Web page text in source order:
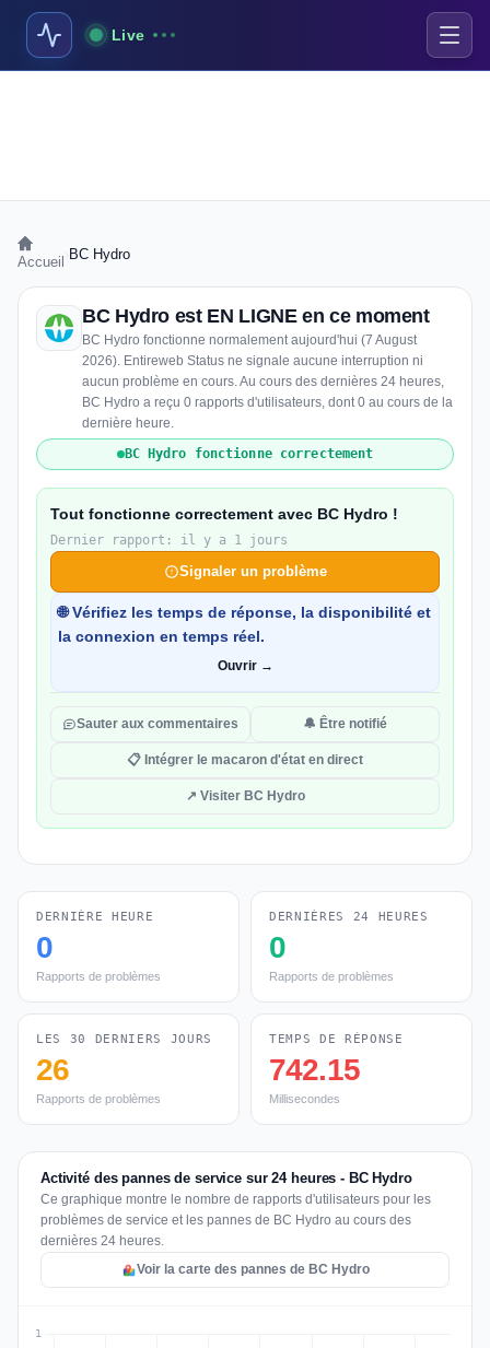
Live
Accueil BC Hydro
BC Hydro est EN LIGNE en ce moment
BC Hydro fonctionne normalement aujourd'hui (7 August
2026). Entireweb Status ne signale aucune interruption ni
aucun problème en cours. Au cours des dernières 24 heures,
BC Hydro a reçu 0 rapports d'utilisateurs, dont 0 au cours de la
dernière heure.
BC Hydro fonctionne correctement
Tout fonctionne correctement avec BC Hydro !
Dernier rapport: il y a 1 jours
Signaler un problème
🌐 Vérifiez les temps de réponse, la disponibilité et
la connexion en temps réel.
Ouvrir →
Sauter aux commentaires 🔔 Être notifié
📋 Intégrer le macaron d'état en direct
↗ Visiter BC Hydro
DERNIÈRE HEURE
0
Rapports de problèmes
DERNIÈRES 24 HEURES
0
Rapports de problèmes
LES 30 DERNIERS JOURS
26
Rapports de problèmes
TEMPS DE RÉPONSE
742.15
Millisecondes
Activité des pannes de service sur 24 heures - BC Hydro
Ce graphique montre le nombre de rapports d'utilisateurs pour les
problèmes de service et les pannes de BC Hydro au cours des
dernières 24 heures.
Voir la carte des pannes de BC Hydro